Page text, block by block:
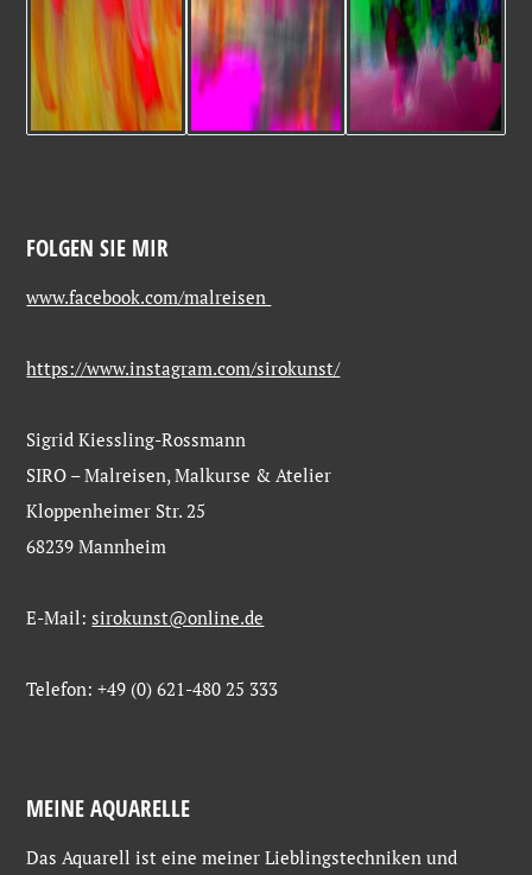
FOLGEN SIE MIR
www.facebook.com/malreisen
https://www.instagram.com/sirokunst/
Sigrid Kiessling-Rossmann
SIRO – Malreisen, Malkurse & Atelier
Kloppenheimer Str. 25
68239 Mannheim
E-Mail: sirokunst@online.de
Telefon: +49 (0) 621-480 25 333
MEINE AQUARELLE
Das Aquarell ist eine meiner Lieblingstechniken und